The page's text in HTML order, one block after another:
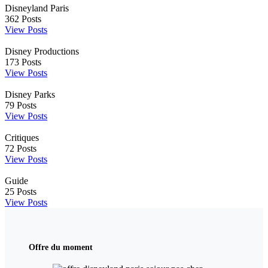
Disneyland Paris
362 Posts
View Posts
Disney Productions
173 Posts
View Posts
Disney Parks
79 Posts
View Posts
Critiques
72 Posts
View Posts
Guide
25 Posts
View Posts
Offre du moment